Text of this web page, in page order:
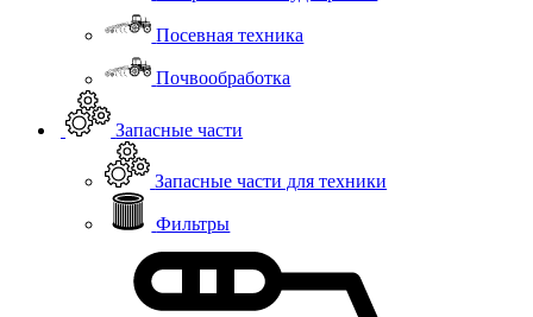
Посевная техника
Почвообработка
Запасные части
Запасные части для техники
Фильтры